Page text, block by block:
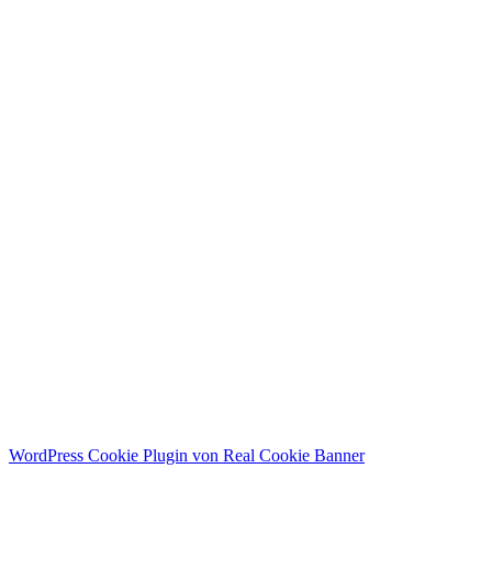
WordPress Cookie Plugin von Real Cookie Banner